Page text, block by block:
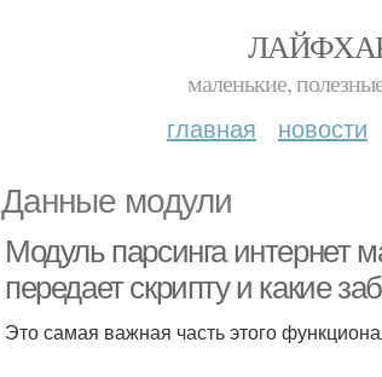
маленькие,
главная новости
Данные модули
Модуль парсинга интернет
передает скрипту и какие
Это самая важная часть этого